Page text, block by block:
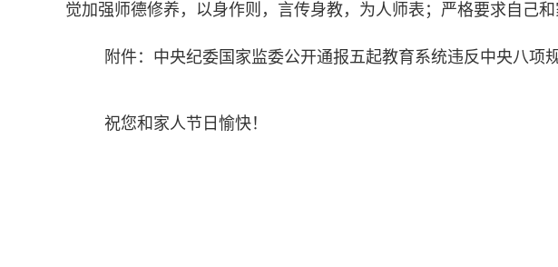
觉加强师德修养，以身作则，言传身教，为人师表；严格要求自己
附件：中央纪委国家监委公开通报五起教育系统违反中央八项
祝您和家人节日愉快！